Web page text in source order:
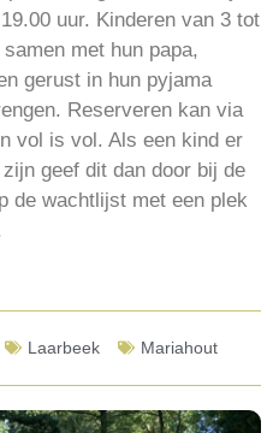
uur. Kinderen van 3 tot
met hun papa,
gerust in hun pyjama
Reserveren kan via
vol is vol. Als een kind er
geef dit dan door bij de
de wachtlijst met een plek
Laarbeek Mariahout